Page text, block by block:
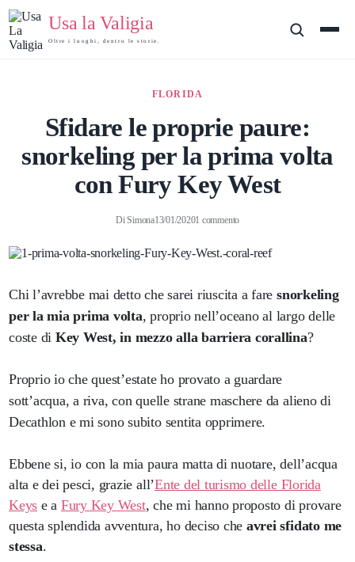
Usa la Valigia
Oltre i luoghi, dentro le storie.
FLORIDA
Sfidare le proprie paure:
snorkeling per la prima volta
con Fury Key West
DiSimona13/01/20201 commento
Chi l’avrebbe mai detto che sarei riuscita a fare snorkeling
per la mia prima volta, proprio nell’oceano al largo delle
coste di Key West, in mezzo alla barriera corallina?
Proprio io che quest’estate ho provato a guardare
sott’acqua, a riva, con quelle strane maschere da alieno di
Decathlon e mi sono subito sentita opprimere.
Ebbene si, io con la mia paura matta di nuotare, dell’acqua
alta e dei pesci, grazie all’Ente del turismo delle Florida
Keys e a Fury Key West, che mi hanno proposto di provare
questa splendida avventura, ho deciso che avrei sfidato me
stessa.